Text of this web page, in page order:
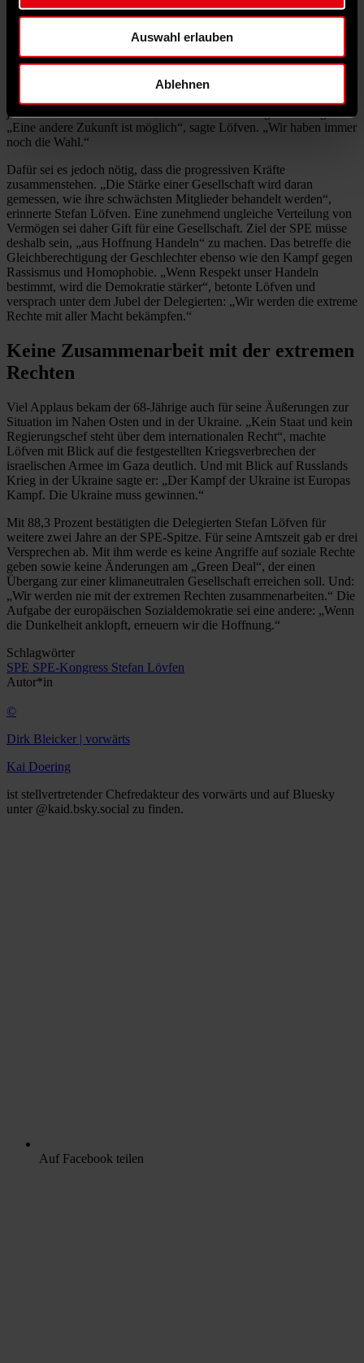
Auswahl erlauben
Ablehnen
zusammenstehen
Warum die Mobilisierung der progressiven Kräfte bitter nötig ist,
machte Löfven in seiner Rede deutlich. „Das Vertrauen in die Politik
wird untergraben, der Rechtsextremismus versucht uns zu spalten“,
der seit drei Jahren Vorsitzender der SPE
jedoch keinen Automatismus, dass die Entwicklung so weitergeht.
„Eine andere Zukunft ist möglich“, sagte Löfven. „Wir haben immer
noch die Wahl.“
Dafür sei es jedoch nötig, dass die progressiven Kräfte
zusammenstehen. „Die Stärke einer Gesellschaft wird daran
gemessen, wie ihre schwächsten Mitglieder behandelt werden“,
erinnerte Stefan Löfven. Eine zunehmend ungleiche Verteilung von
Vermögen sei daher Gift für eine Gesellschaft. Ziel der SPE müsse
deshalb sein, „aus Hoffnung Handeln“ zu machen. Das betreffe die
Gleichberechtigung der Geschlechter ebenso wie den Kampf gegen
Rassismus und Homophobie. „Wenn Respekt unser Handeln
bestimmt, wird die Demokratie stärker“, betonte Löfven und
versprach unter dem Jubel der Delegierten: „Wir werden die extreme
Rechte mit aller Macht bekämpfen.“
Keine Zusammenarbeit mit der extremen
Rechten
Viel Applaus bekam der 68-Jährige auch für seine Äußerungen zur
Situation im Nahen Osten und in der Ukraine. „Kein Staat und kein
Regierungschef steht über dem internationalen Recht“, machte
Löfven mit Blick auf die festgestellten Kriegsverbrechen der
israelischen Armee im Gaza deutlich. Und mit Blick auf Russlands
Krieg in der Ukraine sagte er: „Der Kampf der Ukraine ist Europas
Kampf. Die Ukraine muss gewinnen.“
Mit 88,3 Prozent bestätigten die Delegierten Stefan Löfven für
weitere zwei Jahre an der SPE-Spitze. Für seine Amtszeit gab er drei
Versprechen ab. Mit ihm werde es keine Angriffe auf soziale Rechte
geben sowie keine Änderungen am „Green Deal“, der einen
Übergang zur einer klimaneutralen Gesellschaft erreichen soll. Und:
„Wir werden nie mit der extremen Rechten zusammenarbeiten.“ Die
Aufgabe der europäischen Sozialdemokratie sei eine andere: „Wenn
die Dunkelheit anklopft, erneuern wir die Hoffnung.“
Schlagwörter
SPE SPE-Kongress Stefan Lövfen
Autor*in
©
Dirk Bleicker | vorwärts
Kai Doering
ist stellvertretender Chefredakteur des vorwärts und auf Bluesky
unter @kaid.bsky.social zu finden.
Auf Facebook teilen